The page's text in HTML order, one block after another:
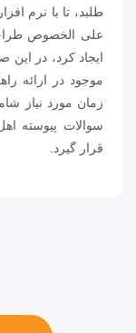
طلبد، تا با نرم
علی الخصوص
ایجاد کرد، در
موجود در ارائه
زمان مورد نیاز
سوالات پیوسته
قرار گیرد.